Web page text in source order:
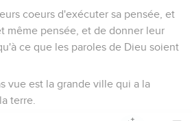
coeurs d'exécuter sa pensée, et
même pensée, et de donner leur
ce que les paroles de Dieu soient
vue est la grande ville qui a la
terre.